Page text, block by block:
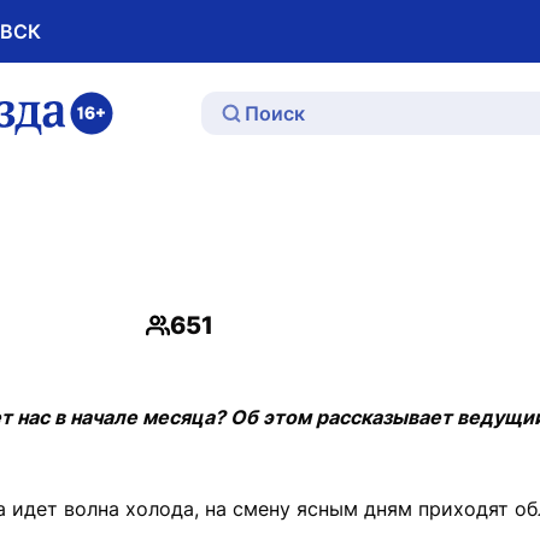
Просмотры
651
нас в начале месяца? Об этом рассказывает
идет волна холода, на смену ясным дням приходят